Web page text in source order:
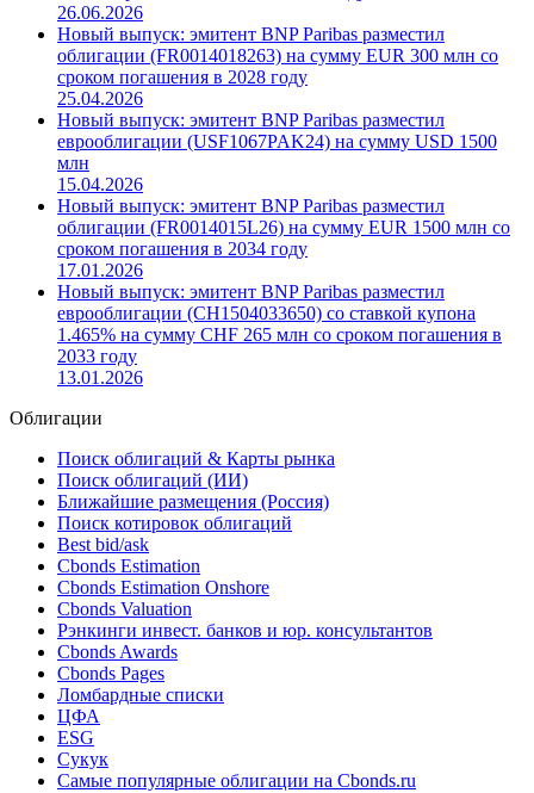
26.06.2026
Новый выпуск: эмитент BNP Paribas разместил
облигации (FR0014018263) на сумму EUR 300 млн со
сроком погашения в 2028 году
25.04.2026
Новый выпуск: эмитент BNP Paribas разместил
еврооблигации (USF1067PAK24) на сумму USD 1500
млн
15.04.2026
Новый выпуск: эмитент BNP Paribas разместил
облигации (FR0014015L26) на сумму EUR 1500 млн со
сроком погашения в 2034 году
17.01.2026
Новый выпуск: эмитент BNP Paribas разместил
еврооблигации (CH1504033650) со ставкой купона
1.465% на сумму CHF 265 млн со сроком погашения в
2033 году
13.01.2026
Облигации
Поиск облигаций & Карты рынка
Поиск облигаций (ИИ)
Ближайшие размещения (Россия)
Поиск котировок облигаций
Best bid/ask
Cbonds Estimation
Cbonds Estimation Onshore
Cbonds Valuation
Рэнкинги инвест. банков и юр. консультантов
Cbonds Awards
Cbonds Pages
Ломбардные списки
ЦФА
ESG
Сукук
Самые популярные облигации на Cbonds.ru